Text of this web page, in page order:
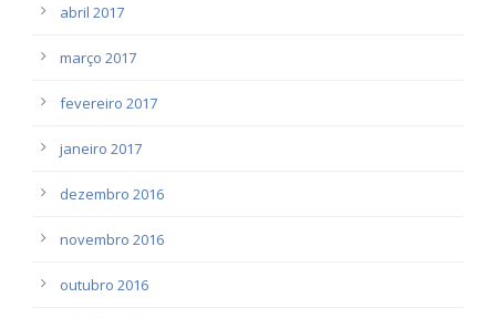
abril 2017
março 2017
fevereiro 2017
janeiro 2017
dezembro 2016
novembro 2016
outubro 2016